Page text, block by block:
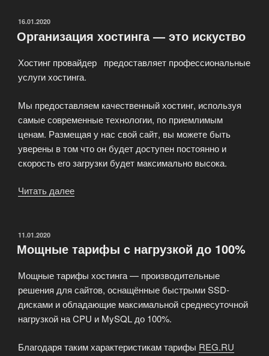
ОПУБЛИКОВАНО
16.01.2020
Организация хостинга — это искуство
Хостинг провайдер предоставляет профессиональные
услуги хостинга.
Мы предоставляем качественный хостинг, используя
самые современные технологии, по приемлимым
ценам. Размещая у нас свой сайт, вы можете быть
уверены в том что он будет доступен постоянно и
скорость его загрузки будет максимально высока.
Читать далее
искуство»
ОПУБЛИКОВАНО
11.01.2020
Мощные тарифы c нагрузкой до 100%
Мощные тарифы хостинга — производительные
решения для сайтов, оснащённые быстрыми SSD-
дисками и обладающие максимальной среднесуточной
нагрузкой на CPU и MySQL до 100%.
Благодаря таким характеристикам тарифы REG.RU